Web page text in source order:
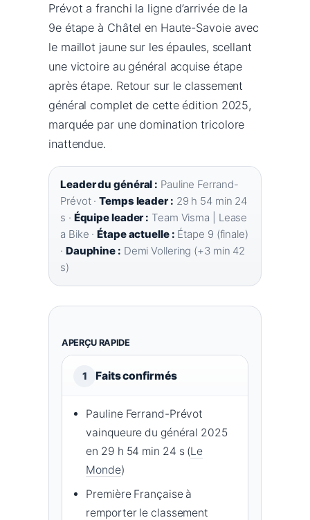
Prévot a franchi la ligne d’arrivée de la
9e étape à Châtel en Haute-Savoie avec
le maillot jaune sur les épaules, scellant
une victoire au général acquise étape
après étape. Retour sur le classement
général complet de cette édition 2025,
marquée par une domination tricolore
inattendue.
Leader du général : Pauline Ferrand-
Prévot ·Temps leader : 29 h 54 min 24
s · Équipe leader : Team Visma | Lease
a Bike ·Étape actuelle : Étape 9 (finale)
· Dauphine : Demi Vollering (+3 min 42
s)
APERÇU RAPIDE
1 Faits confirmés
Pauline Ferrand-Prévot
vainqueure du général 2025
en 29 h 54 min 24 s (Le
Monde)
Première Française à
remporter le classement